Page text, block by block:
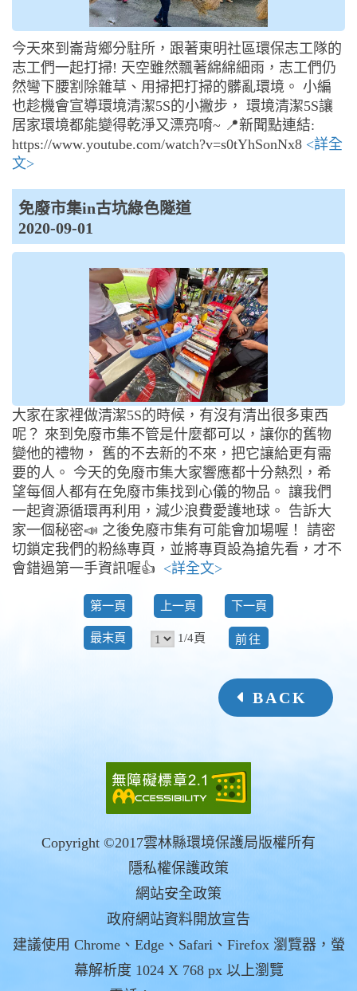
今天來到崙背鄉分駐所，跟著東明社區環保志工隊的
志工們一起打掃! 天空雖然飄著綿綿細雨，志工們仍
然彎下腰割除雜草、用掃把打掃的髒亂環境。 小編
也趁機會宣導環境清潔5S的小撇步， 環境清潔5S讓
居家環境都能變得乾淨又漂亮唷~ 📍新聞點連結:
https://www.youtube.com/watch?v=s0tYhSonNx8 <詳全
文>
免廢市集in古坑綠色隧道
2020-09-01
大家在家裡做清潔5S的時候，有沒有清出很多東西
呢？ 來到免廢市集不管是什麼都可以，讓你的舊物
變他的禮物， 舊的不去新的不來，把它讓給更有需
要的人。 今天的免廢市集大家響應都十分熱烈，希
望每個人都有在免廢市集找到心儀的物品。 讓我們
一起資源循環再利用，減少浪費愛護地球。 告訴大
家一個秘密📣 之後免廢市集有可能會加場喔！ 請密
切鎖定我們的粉絲專頁，並將專頁設為搶先看，才不
會錯過第一手資訊喔👍 <詳全文>
第一頁 上一頁 下一頁
最末頁 1/4頁
BACK
Copyright ©2017雲林縣環境保護局版權所有
隱私權保護政策
網站安全政策
政府網站資料開放宣告
建議使用 Chrome、Edge、Safari、Firefox 瀏覽器，螢
幕解析度 1024 X 768 px 以上瀏覽